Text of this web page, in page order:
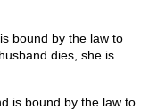
bound by the law to
dies, she is
is bound by the law to